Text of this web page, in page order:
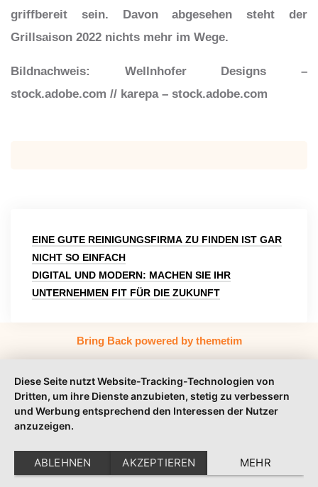
griffbereit sein. Davon abgesehen steht der
Grillsaison 2022 nichts mehr im Wege.
Bildnachweis: Wellnhofer Designs –
stock.adobe.com // karepa – stock.adobe.com
EINE GUTE REINIGUNGSFIRMA ZU FINDEN IST GAR
NICHT SO EINFACH
DIGITAL UND MODERN: MACHEN SIE IHR
UNTERNEHMEN FIT FÜR DIE ZUKUNFT
Bring Back powered by themetim
Diese Seite nutzt Website-Tracking-Technologien von
Dritten, um ihre Dienste anzubieten, stetig zu verbessern
und Werbung entsprechend den Interessen der Nutzer
anzuzeigen.
ABLEHNEN AKZEPTIEREN MEHR